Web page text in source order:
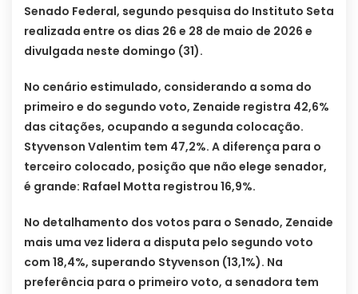
Senado Federal, segundo pesquisa do Instituto Seta
realizada entre os dias 26 e 28 de maio de 2026 e
divulgada neste domingo (31).
No cenário estimulado, considerando a soma do
primeiro e do segundo voto, Zenaide registra 42,6%
das citações, ocupando a segunda colocação.
Styvenson Valentim tem 47,2%. A diferença para o
terceiro colocado, posição que não elege senador,
é grande: Rafael Motta registrou 16,9%.
No detalhamento dos votos para o Senado, Zenaide
mais uma vez lidera a disputa pelo segundo voto
com 18,4%, superando Styvenson (13,1%). Na
preferência para o primeiro voto, a senadora tem